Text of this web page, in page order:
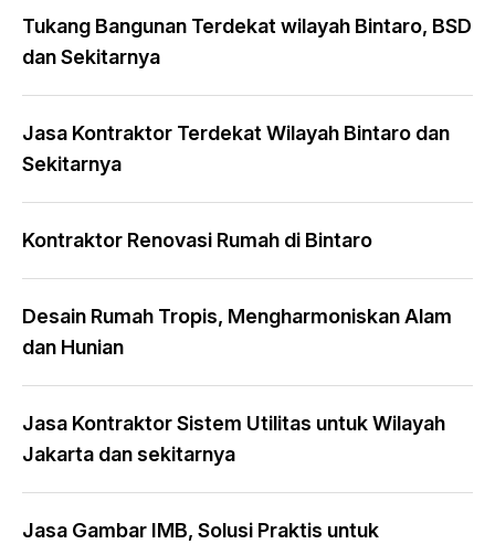
Tukang Bangunan Terdekat wilayah Bintaro, BSD
dan Sekitarnya
Jasa Kontraktor Terdekat Wilayah Bintaro dan
Sekitarnya
Kontraktor Renovasi Rumah di Bintaro
Desain Rumah Tropis, Mengharmoniskan Alam
dan Hunian
Jasa Kontraktor Sistem Utilitas untuk Wilayah
Jakarta dan sekitarnya
Jasa Gambar IMB, Solusi Praktis untuk